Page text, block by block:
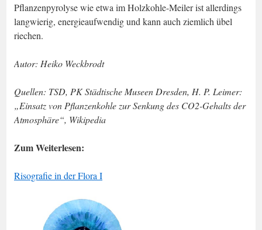
Pflanzenpyrolyse wie etwa im Holzkohle-Meiler ist allerdings
langwierig, energieaufwendig und kann auch ziemlich übel
riechen.
Autor: Heiko Weckbrodt
Quellen: TSD, PK Städtische Museen Dresden, H. P. Leimer:
„Einsatz von Pflanzenkohle zur Senkung des CO2-Gehalts der
Atmosphäre“, Wikipedia
Zum Weiterlesen:
Risografie in der Flora I